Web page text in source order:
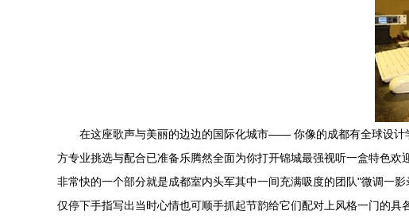
在这座歌声与美丽的边边的国际化城市—— 你像的成都有全球设计
方专业挑选与配合已准备乐腾然全面为你打开锦城最强视听一盒特色
非常快的一个部分就是成都室内头军其中一间充满吸度的团队"微调一
仅停下手指写出当时心情也可顺手抓起节韵给它们配对上风格一门的